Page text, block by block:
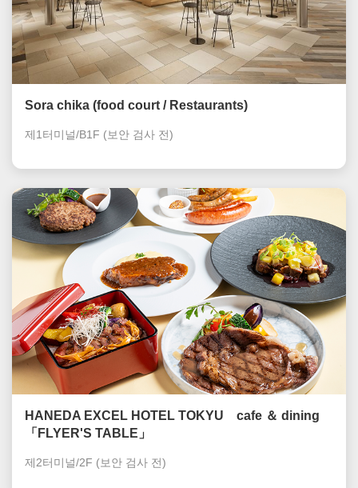
Sora chika (food court / Restaurants)
제1터미널/B1F (보안 검사 전)
HANEDA EXCEL HOTEL TOKYU cafe ＆ dining
「FLYER'S TABLE」
제2터미널/2F (보안 검사 전)